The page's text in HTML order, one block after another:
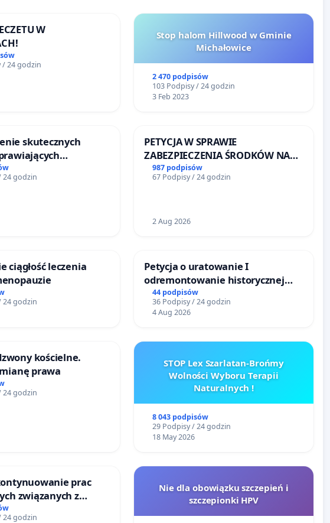
W
/ 24 godzin
Stop halom Hillwood w Gminie
Michałowice
2 470 podpisów
103 Podpisy / 24 godzin
3 Feb 2023
skutecznych
na ulicy
w Otwocku
24 godzin
PETYCJA W SPRAWIE
ZABEZPIECZENIA ŚRODKÓW NA
FUNKCJONOWANIE SCHRONISKA
DLA BEZDOMNYCH ZWIERZĄT W
987 podpisów
67 Podpisy / 24 godzin
2 Aug 2026
ciągłość leczenia
24 godzin
Petycja o uratowanie I
odremontowanie historycznej
Lokomotywy sm42-914
44 podpisów
36 Podpisy / 24 godzin
4 Aug 2026
kościelne.
prawa
24 godzin
STOP Lex Szarlatan-Brońmy
Wolności Wyboru Terapii
Naturalnych !
8 043 podpisów
29 Podpisy / 24 godzin
18 May 2026
prac
związanych z
rodzinnego
24 godzin
Nie dla obowiązku szczepień i
szczepionki HPV